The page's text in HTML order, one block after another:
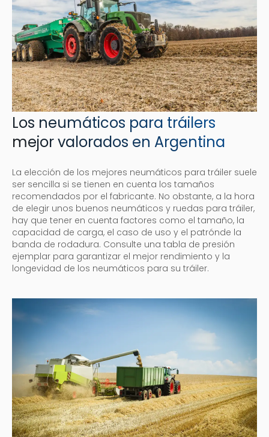
Los neumáticos para tráilers
mejor valorados en Argentina
La elección de los mejores neumáticos para tráiler suele
ser sencilla si se tienen en cuenta los tamaños
recomendados por el fabricante. No obstante, a la hora
de elegir unos buenos neumáticos y ruedas para tráiler,
hay que tener en cuenta factores como el tamaño, la
capacidad de carga, el caso de uso y el patrónde la
banda de rodadura. Consulte una tabla de presión
ejemplar para garantizar el mejor rendimiento y la
longevidad de los neumáticos para su tráiler.